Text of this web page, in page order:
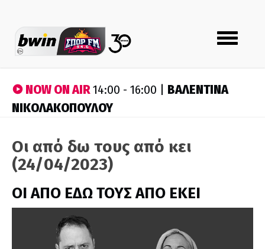
Toggle
navigation
NOW ON AIR14:00 - 16:00 | ΒΑΛΕΝΤΙΝΑ
ΝΙΚΟΛΑΚΟΠΟΥΛΟΥ
Οι από δω τους από κει
(24/04/2023)
ΟΙ ΑΠΟ ΕΔΩ ΤΟΥΣ ΑΠΟ ΕΚΕΙ